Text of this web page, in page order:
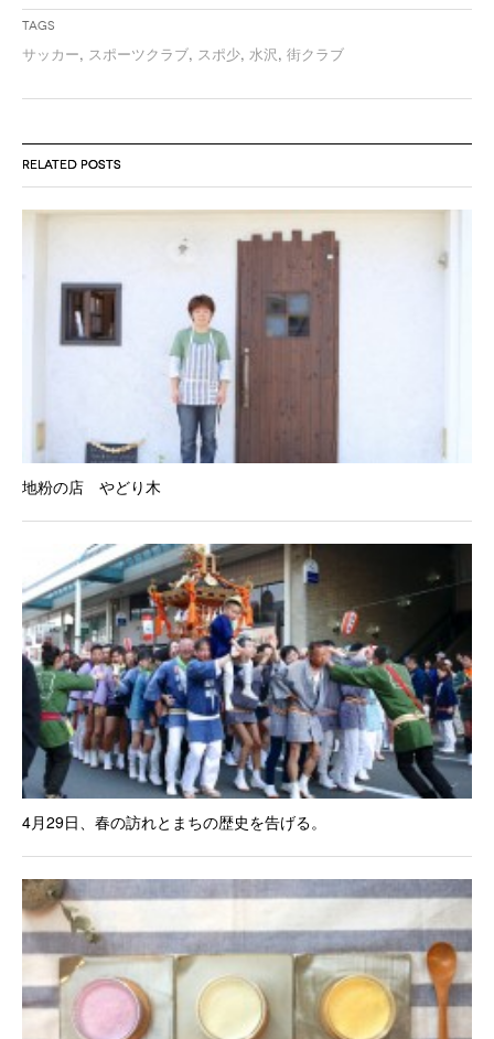
Tags
サッカー, スポーツクラブ, スポ少, 水沢, 街クラブ
RELATED POSTS
地粉の店 やどり木
4月29日、春の訪れとまちの歴史を告げる。